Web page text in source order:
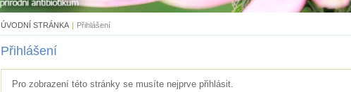
ÚVODNÍ STRÁNKA | Přihlášení
Přihlášení
Pro zobrazení této stránky se musíte nejprve přihlásit.